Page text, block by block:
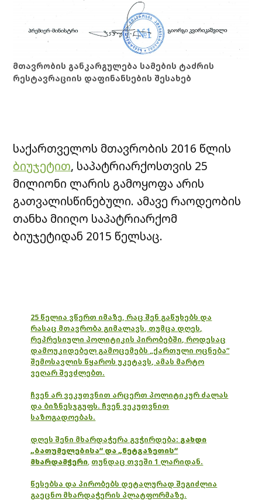
მთავრობის განკარგულება სამების ტაძრის
რესტავრაციის დაფინანსების შესახებ
საქართველოს მთავრობის 2016 წლის
ბიუჯეტით, საპატრიარქოსთვის 25
მილიონი ლარის გამოყოფა არის
გათვალისწინებული. ამავე რაოდეობის
თანხა მიიღო საპატრიარქომ
ბიუჯეტიდან 2015 წელსაც.
25 წელია ვწერთ იმაზე, რაც შენ გაწუხებს და
რასაც მთავრობა გიმალავს, თუმცა დღეს,
რეპრესიული პოლიტიკის პირობებში, როდესაც
დამოუკიდებელ გამოცემებს „ქართული ოცნება“
შემოსავლის წყაროს უკეტავს, ამას მარტო
ვეღარ შევძლებთ.
ჩვენ არ ვეკუთვნით არცერთ პოლიტიკურ ძალას
და ბიზნესჯგუფს. ჩვენ ვეკუთვნით
საზოგადოებას.
დღეს შენი მხარდაჭერა გვჭირდება: გახდი
„ბათუმელებისა“ და „ნეტგაზეთის“
მხარდამჭერი, თუნდაც თვეში 1 ლარიდან.
წესებსა და პირობებს დეტალურად შეგიძლია
გაეცნო მხარდაჭერის პლატფორმაზე.